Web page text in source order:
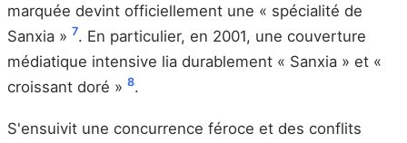
marquée devint officiellement une « spécialité de
Sanxia » 7. En particulier, en 2001, une couverture
médiatique intensive lia durablement « Sanxia » et «
croissant doré » 8.
S'ensuivit une concurrence féroce et des conflits